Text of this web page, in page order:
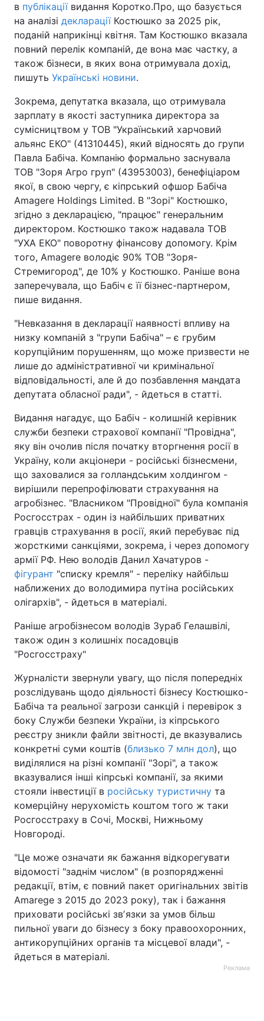
в публікаціївидання Коротко.Про, що базується
на аналізі деклараціїКостюшко за 2025 рік,
поданій наприкінці квітня. Там Костюшко вказала
повний перелік компаній, де вона має частку, а
також бізнеси, в яких вона отримувала дохід,
пишуть Українські новини.
Зокрема, депутатка вказала, що отримувала
зарплату в якості заступника директора за
сумісництвом у ТОВ "Український харчовий
альянс ЕКО" (41310445), який відносять до групи
Павла Бабіча. Компанію формально заснувала
ТОВ "Зоря Агро груп" (43953003), бенефіціаром
якої, в свою чергу, є кіпрський офшор Бабіча
Amagere Holdings Limited. В "Зорі" Костюшко,
згідно з декларацією, "працює" генеральним
директором. Костюшко також надавала ТОВ
"УХА ЕКО" поворотну фінансову допомогу. Крім
того, Amagere володіє 90% ТОВ "Зоря-
Стремигород", де 10% у Костюшко. Раніше вона
заперечувала, що Бабіч є її бізнес-партнером,
пише видання.
"Невказання в декларації наявності впливу на
низку компаній з "групи Бабіча" – є грубим
корупційним порушенням, що може призвести не
лише до адміністративної чи кримінальної
відповідальності, але й до позбавлення мандата
депутата обласної ради", - йдеться в статті.
Видання нагадує, що Бабіч - колишній керівник
служби безпеки страхової компанії "Провідна",
яку він очолив після початку вторгнення росії в
Україну, коли акціонери - російські бізнесмени,
що заховалися за голландським холдингом -
вирішили перепрофілювати страхування на
агробізнес. "Власником "Провідної" була компанія
Росгосстрах - один із найбільших приватних
гравців страхування в росії, який перебуває під
жорсткими санкціями, зокрема, і через допомогу
армії РФ. Нею володів Данил Хачатуров -
фігурант "списку кремля" - переліку найбільш
наближених до володимира путіна російських
олігархів", - йдеться в матеріалі.
Раніше агробізнесом володів Зураб Гелашвілі,
також один з колишніх посадовців
"Росгосстраху"
Журналісти звернули увагу, що після попередніх
розслідувань щодо діяльності бізнесу Костюшко-
Бабіча та реальної загрози санкцій і перевірок з
боку Служби безпеки України, із кіпрського
реєстру зникли файли звітності, де вказувались
конкретні суми коштів (близько 7 млн дол), що
виділялися на різні компанії "Зорі", а також
вказувалися інші кіпрські компанії, за якими
стояли інвестиції в російську туристичну та
комерційну нерухомість коштом того ж таки
Росгосстраху в Сочі, Москві, Нижньому
Новгороді.
"Це може означати як бажання відкорегувати
відомості "заднім числом" (в розпорядженні
редакції, втім, є повний пакет оригінальних звітів
Amarege з 2015 до 2023 року), так і бажання
приховати російські звʼязки за умов більш
пильної уваги до бізнесу з боку правоохоронних,
антикорупційних органів та місцевої влади", -
йдеться в матеріалі.
Реклама